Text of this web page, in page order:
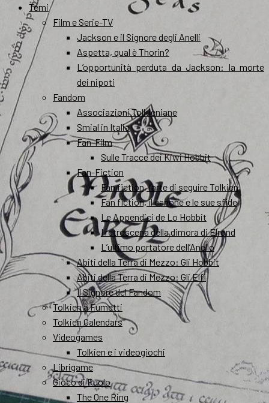
Temi
Film e Serie-TV
Jackson e il Signore degli Anelli
Aspetta, qual è Thorin?
L’opportunità perduta da Jackson: la morte
dei nipoti
Fandom
Associazioni Tolkieniane
Smial in Italia
Fan-Film
Sulle Tracce dei Kiwi Hobbit
Fan-Fiction
Fan fiction, l’arte di seguire Tolkien
Fan fiction, il canone e le sue sfide
Le Appendici de Lo Hobbit
I retroscena della dimora di Elrond
L’ultimo portatore dell’Anello
Abiti della Terra di Mezzo: Gli Hobbit
Abiti della Terra di Mezzo: Gli Elfi
Il Signore del Fandom
Tolkien a Fumetti
Tolkien Calendars
Videogames
Tolkien e i videogiochi
Librigame
Gioco di Ruolo
The One Ring